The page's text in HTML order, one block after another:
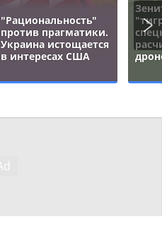
"Рациональность"
против прагматики.
Украина истощается
в интересах США